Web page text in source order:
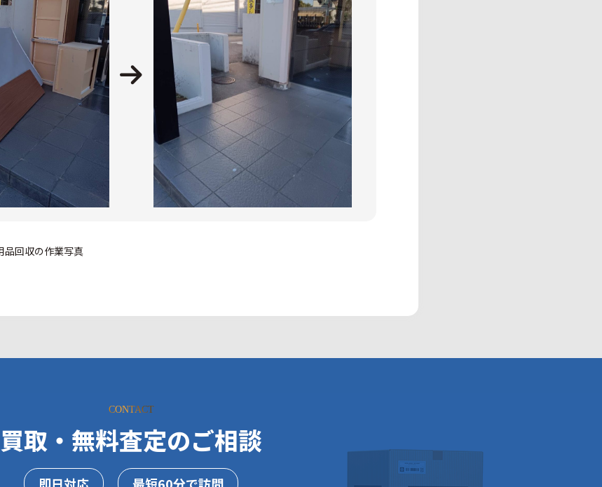
CONTACT
買取・無料査定のご相談